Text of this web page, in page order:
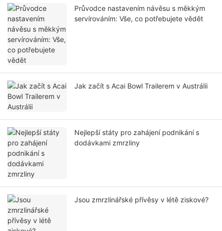
Průvodce nastavením návěsu s měkkým
servírováním: Vše, co potřebujete vědět
Jak začít s Acai Bowl Trailerem v Austrálii
Nejlepší státy pro zahájení podnikání s
dodávkami zmrzliny
Jsou zmrzlinářské přívěsy v létě ziskové?